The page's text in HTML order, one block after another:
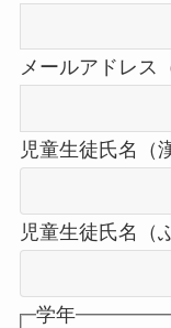
メールアドレス
児童生徒氏名（
児童生徒氏名（
学年